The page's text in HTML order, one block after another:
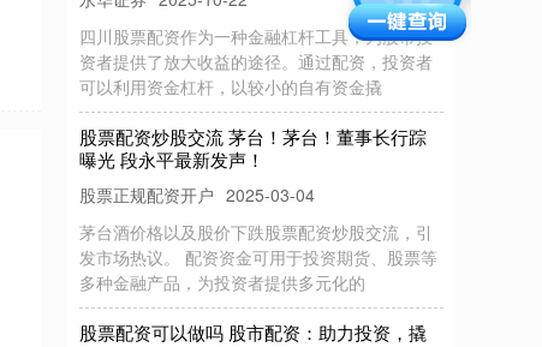
四川股票配资作为一种金融杠杆工具，为股市投
资者提供了放大收益的途径。通过配资，投资者
可以利用资金杠杆，以较小的自有资金撬
股票配资炒股交流 茅台！茅台！董事长行踪
曝光 段永平最新发声！
股票正规配资开户 2025-03-04
茅台酒价格以及股价下跌股票配资炒股交流，引
发市场热议。 配资资金可用于投资期货、股票等
多种金融产品，为投资者提供多元化的
股票配资可以做吗 股市配资：助力投资，撬
动财富杠杆